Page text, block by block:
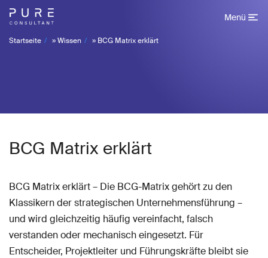
Menü
Startseite »Wissen » BCG Matrix erklärt
BCG Matrix erklärt
BCG Matrix erklärt – Die BCG-Matrix gehört zu den
Klassikern der strategischen Unternehmensführung –
und wird gleichzeitig häufig vereinfacht, falsch
verstanden oder mechanisch eingesetzt. Für
Entscheider, Projektleiter und Führungskräfte bleibt sie